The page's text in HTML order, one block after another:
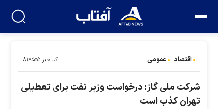
اقتصاد عمومی کد خبر:۸۱۸۵۵۵
شرکت ملی گاز: درخواست وزیر نفت برای تعطیلی
تهران کذب است